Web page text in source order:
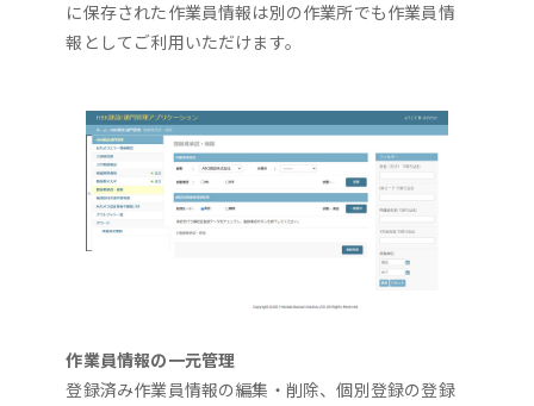
に保存された作業員情報は別の作業所でも作業員情
報としてご利用いただけます。
作業員情報の一元管理
登録済み作業員情報の編集・削除、個別登録の登録